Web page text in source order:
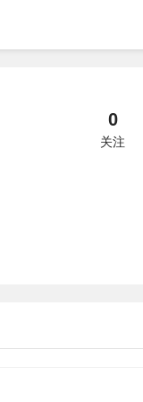
0
关注